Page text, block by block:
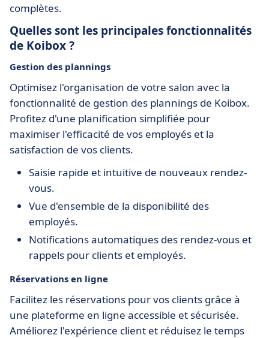
complètes.
Quelles sont les principales fonctionnalités
de Koibox ?
Gestion des plannings
Optimisez l'organisation de votre salon avec la
fonctionnalité de gestion des plannings de Koibox.
Profitez d'une planification simplifiée pour
maximiser l'efficacité de vos employés et la
satisfaction de vos clients.
Saisie rapide et intuitive de nouveaux rendez-
vous.
Vue d'ensemble de la disponibilité des
employés.
Notifications automatiques des rendez-vous et
rappels pour clients et employés.
Réservations en ligne
Facilitez les réservations pour vos clients grâce à
une plateforme en ligne accessible et sécurisée.
Améliorez l'expérience client et réduisez le temps